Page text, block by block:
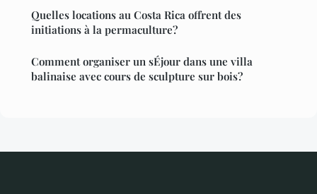
Quelles locations au Costa Rica offrent des
initiations à la permaculture?
Comment organiser un sÉjour dans une villa
balinaise avec cours de sculpture sur bois?